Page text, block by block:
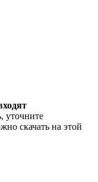
уточните
скачать на этой